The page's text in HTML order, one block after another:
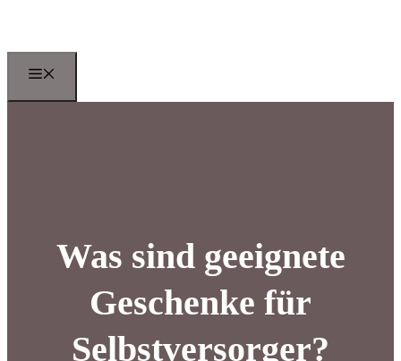
springen
Was sind geeignete
Geschenke für
Selbstversorger?